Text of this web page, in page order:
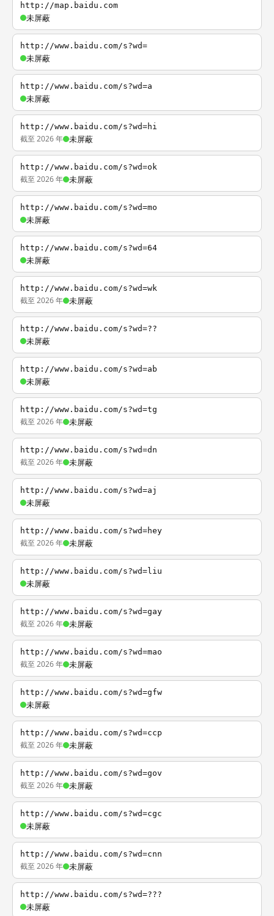
http://map.baidu.com
未屏蔽
http://www.baidu.com/s?wd=
未屏蔽
http://www.baidu.com/s?wd=a
未屏蔽
http://www.baidu.com/s?wd=hi
截至 2026 年 未屏蔽
http://www.baidu.com/s?wd=ok
截至 2026 年 未屏蔽
http://www.baidu.com/s?wd=mo
未屏蔽
http://www.baidu.com/s?wd=64
未屏蔽
http://www.baidu.com/s?wd=wk
截至 2026 年 未屏蔽
http://www.baidu.com/s?wd=??
未屏蔽
http://www.baidu.com/s?wd=ab
未屏蔽
http://www.baidu.com/s?wd=tg
截至 2026 年 未屏蔽
http://www.baidu.com/s?wd=dn
截至 2026 年 未屏蔽
http://www.baidu.com/s?wd=aj
未屏蔽
http://www.baidu.com/s?wd=hey
截至 2026 年 未屏蔽
http://www.baidu.com/s?wd=liu
未屏蔽
http://www.baidu.com/s?wd=gay
截至 2026 年 未屏蔽
http://www.baidu.com/s?wd=mao
截至 2026 年 未屏蔽
http://www.baidu.com/s?wd=gfw
未屏蔽
http://www.baidu.com/s?wd=ccp
截至 2026 年 未屏蔽
http://www.baidu.com/s?wd=gov
截至 2026 年 未屏蔽
http://www.baidu.com/s?wd=cgc
未屏蔽
http://www.baidu.com/s?wd=cnn
截至 2026 年 未屏蔽
http://www.baidu.com/s?wd=???
未屏蔽